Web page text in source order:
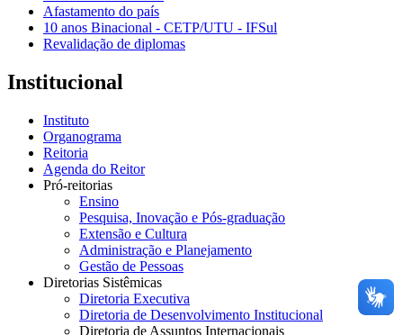
Afastamento do país
10 anos Binacional - CETP/UTU - IFSul
Revalidação de diplomas
Institucional
Instituto
Organograma
Reitoria
Agenda do Reitor
Pró-reitorias
Ensino
Pesquisa, Inovação e Pós-graduação
Extensão e Cultura
Administração e Planejamento
Gestão de Pessoas
Diretorias Sistêmicas
Diretoria Executiva
Diretoria de Desenvolvimento Institucional
Diretoria de Assuntos Internacionais